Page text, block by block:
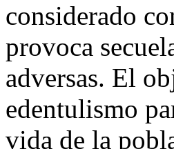
considerado
provoca
adversas. El
edentulismo
vida de la